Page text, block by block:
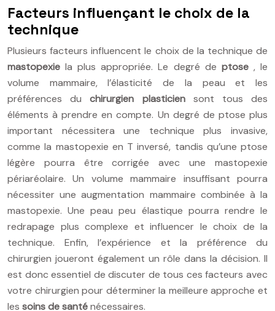
Facteurs influençant le choix de la
technique
Plusieurs facteurs influencent le choix de la technique de
mastopexiela plus appropriée. Le degré de ptose , le
volume mammaire, l’élasticité de la peau et les
préférences duchirurgien plasticien sont tous des
éléments à prendre en compte. Un degré de ptose plus
important nécessitera une technique plus invasive,
comme la mastopexie en T inversé, tandis qu’une ptose
légère pourra être corrigée avec une mastopexie
périaréolaire. Un volume mammaire insuffisant pourra
nécessiter une augmentation mammaire combinée à la
mastopexie. Une peau peu élastique pourra rendre le
redrapage plus complexe et influencer le choix de la
technique. Enfin, l’expérience et la préférence du
chirurgien joueront également un rôle dans la décision. Il
est donc essentiel de discuter de tous ces facteurs avec
votre chirurgien pour déterminer la meilleure approche et
les soins de santénécessaires.